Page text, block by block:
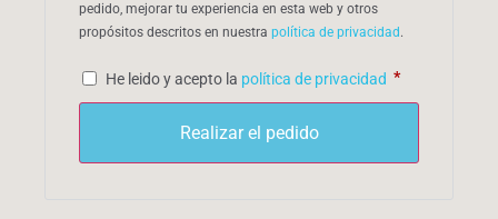
pedido, mejorar tu experiencia en esta web y otros
propósitos descritos en nuestra política de privacidad .
He leido y acepto la política de privacidad *
Realizar el pedido